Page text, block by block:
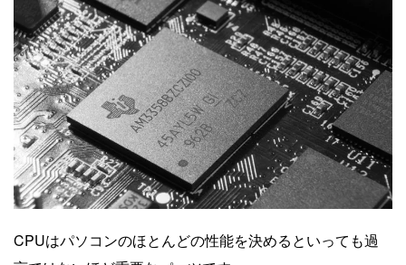
CPUはパソコンのほとんどの性能を決めるといっても過